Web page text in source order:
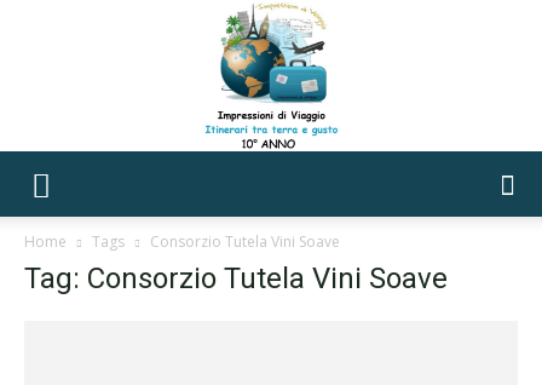
Home Tags Consorzio Tutela Vini Soave
Tag: Consorzio Tutela Vini Soave